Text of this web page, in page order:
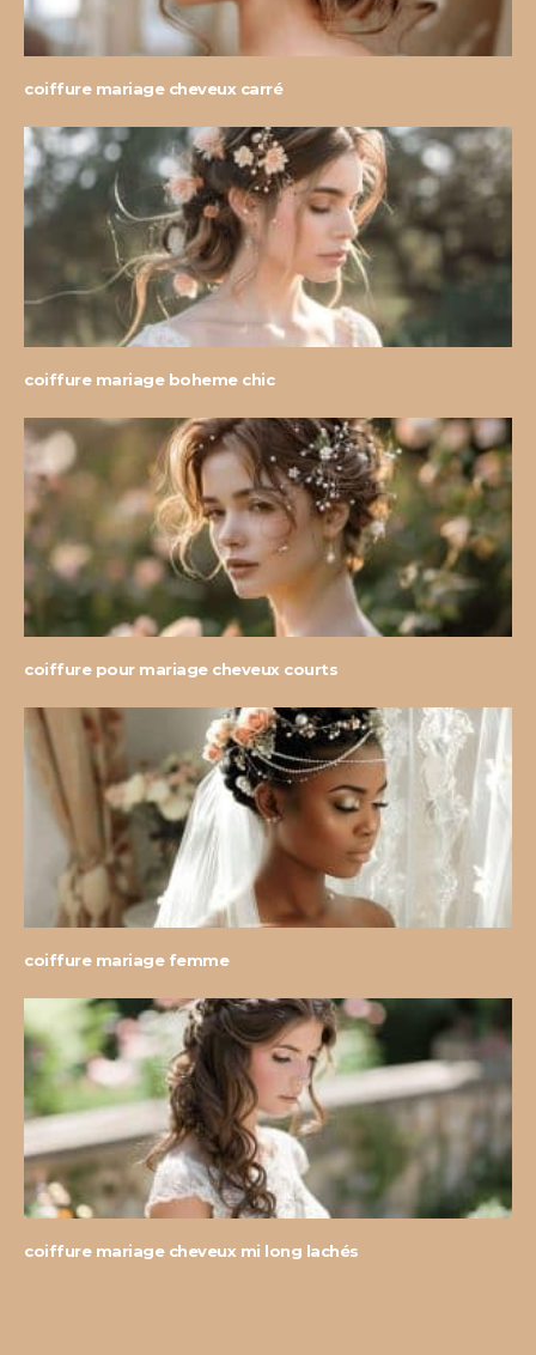
coiffure mariage cheveux carré
coiffure mariage boheme chic
coiffure pour mariage cheveux courts
coiffure mariage femme
coiffure mariage cheveux mi long lachés